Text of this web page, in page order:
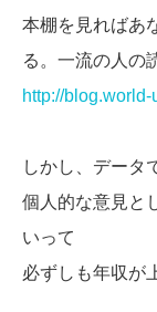
本棚を見ればあ
る。一流の人の
http://
しかし、データ
個人的な意見と
いって
必ずしも年収が